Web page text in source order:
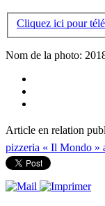
Cliquez ici pour
Nom de la photo:
Article en relation
pizzeria « Il Mondo »